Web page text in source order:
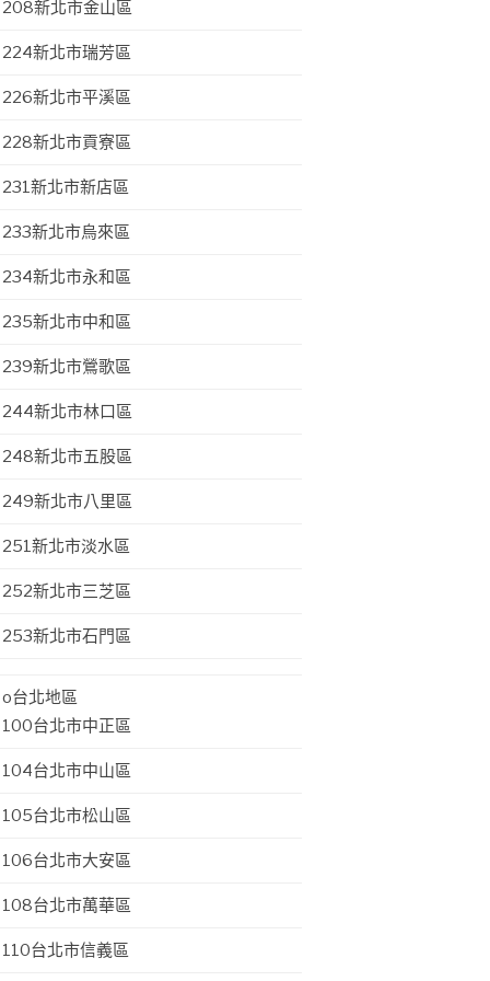
208新北市金山區
224新北市瑞芳區
226新北市平溪區
228新北市貢寮區
231新北市新店區
233新北市烏來區
234新北市永和區
235新北市中和區
239新北市鶯歌區
244新北市林口區
248新北市五股區
249新北市八里區
251新北市淡水區
252新北市三芝區
253新北市石門區
o台北地區
100台北市中正區
104台北市中山區
105台北市松山區
106台北市大安區
108台北市萬華區
110台北市信義區